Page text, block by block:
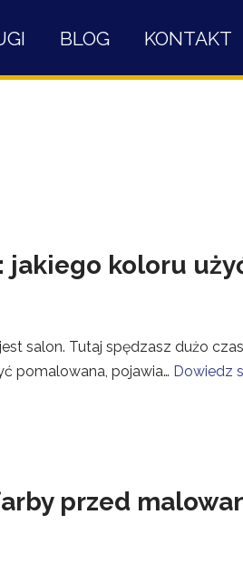
BLOG KONTAKT
jakiego koloru
salon. Tutaj spędzasz dużo
pomalowana, pojawia… Dowiedz
przed